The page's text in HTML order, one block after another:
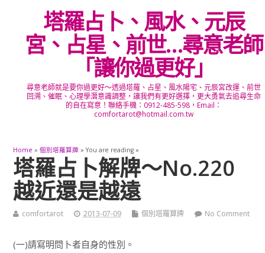
塔羅占卜、風水、元辰
宮、占星、前世…尋意老師
「讓你過更好」
尋意老師就是要你過更好～透過塔羅、占星、風水陽宅、元辰宮改運、前世
回溯、催眠、心理學潛意識調整，讓我們有更好選擇，更大勇氣去追尋生命
的自在寫意！聯絡手機：0912-485-598，Email：
comfortarot@hotmail.com.tw
Home » 個別塔羅算牌 » You are reading »
塔羅占卜解牌～No.220
越近還是越遠
comfortarot 2013-07-09 個別塔羅算牌 No Comment
(一)請寫明問卜者自身的性別。